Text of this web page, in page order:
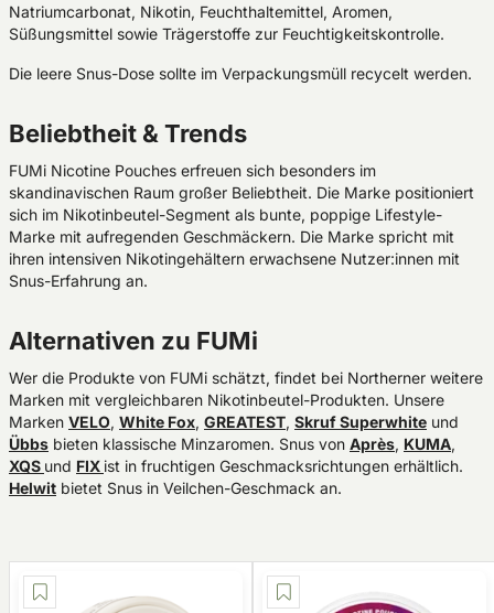
Natriumcarbonat, Nikotin, Feuchthaltemittel, Aromen,
Süßungsmittel sowie Trägerstoffe zur Feuchtigkeitskontrolle.
Die leere Snus-Dose sollte im Verpackungsmüll recycelt werden.
Beliebtheit & Trends
FUMi Nicotine Pouches erfreuen sich besonders im
skandinavischen Raum großer Beliebtheit. Die Marke positioniert
sich im Nikotinbeutel-Segment als bunte, poppige Lifestyle-
Marke mit aufregenden Geschmäckern. Die Marke spricht mit
ihren intensiven Nikotingehältern erwachsene Nutzer:innen mit
Snus-Erfahrung an.
Alternativen zu FUMi
Wer die Produkte von FUMi schätzt, findet bei Northerner weitere
Marken mit vergleichbaren Nikotinbeutel-Produkten. Unsere
Marken VELO, White Fox, GREATEST, Skruf Superwhite und
Übbs bieten klassische Minzaromen. Snus von Après, KUMA,
XQS und FIX ist in fruchtigen Geschmacksrichtungen erhältlich.
Helwit bietet Snus in Veilchen-Geschmack an.